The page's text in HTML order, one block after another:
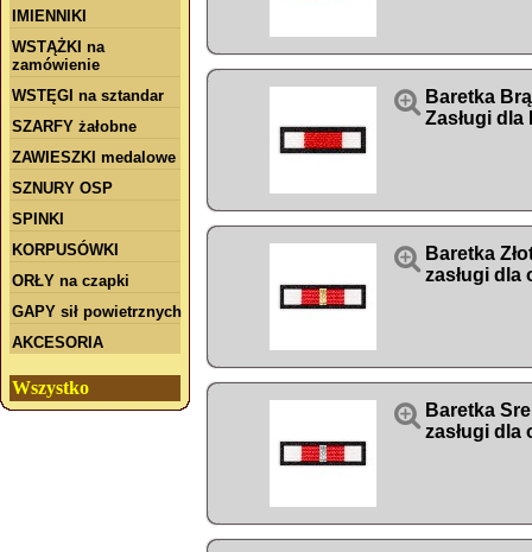
IMIENNIKI
WSTĄŻKI na
zamówienie
WSTĘGI na sztandar
SZARFY żałobne
ZAWIESZKI medalowe
SZNURY OSP
SPINKI
KORPUSÓWKI
ORŁY na czapki
GAPY sił powietrznych
AKCESORIA
Wszystko
 Baretka
Zasługi dla
 Baretka
zasługi
 Baretka
zasługi